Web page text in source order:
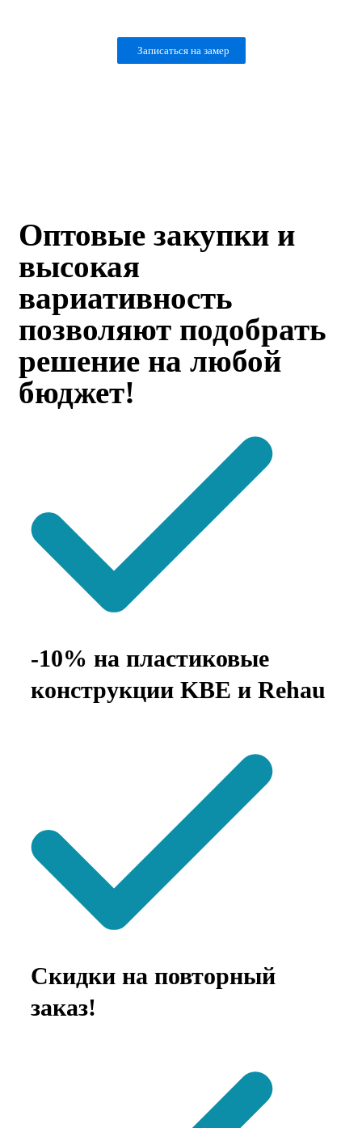
Записаться на замер
Оптовые закупки и
высокая
вариативность
позволяют подобрать
решение на любой
бюджет!
-10% на пластиковые
конструкции KBE и Rehau
Скидки на повторный
заказ!